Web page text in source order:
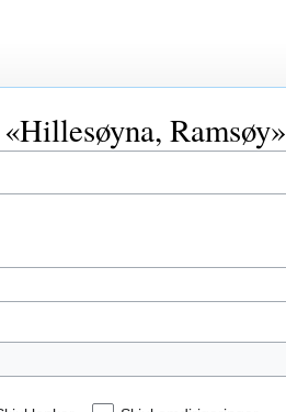
Ramsøy»